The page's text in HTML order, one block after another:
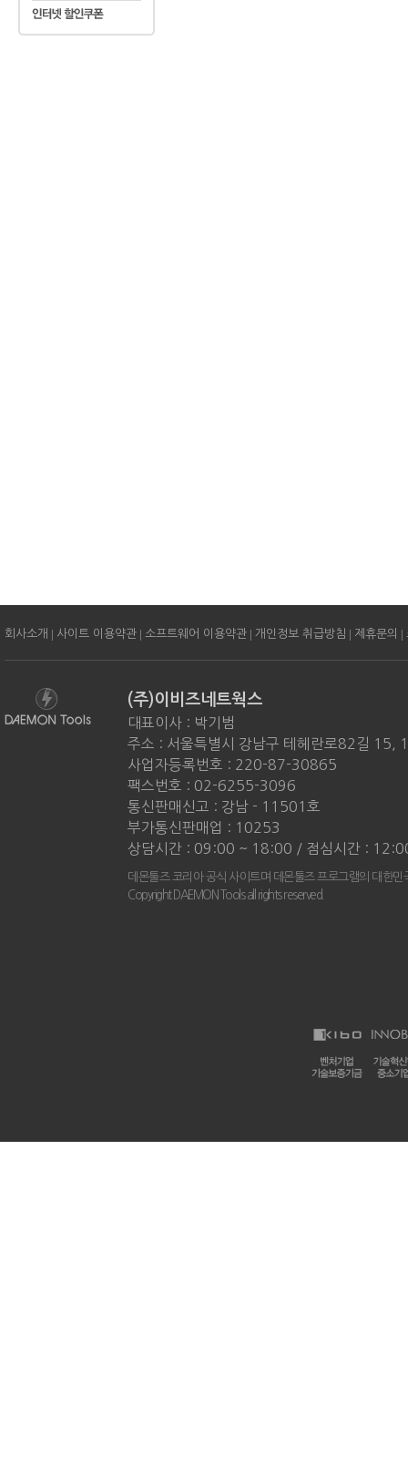
회사소개 | 사이트 이용약관 | 소프트웨어 이용약관 | 개인정보 취급방침 | 제휴문의 |
(주)이비즈네트웍스
대표이사 : 박기범
주소 : 서울특별시 강남구 테헤란로82길 15,
사업자등록번호 : 220-87-30865
팩스번호 : 02-6255-3096
통신판매신고 : 강남 - 11501호
부가통신판매업 : 10253
상담시간 : 09:00 ~ 18:00 / 점심시간 :
데몬툴즈 코리아 공식 사이트며 데몬툴즈 프로그램의 대한
Copyright DAEMON Tools all rights reserved.